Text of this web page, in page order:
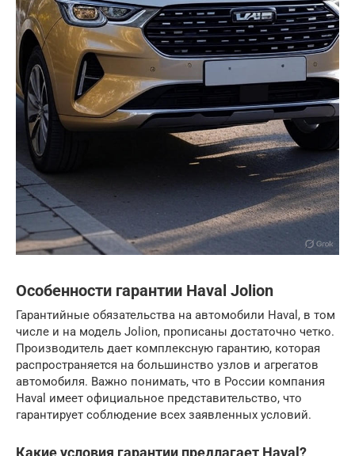
Особенности гарантии Haval Jolion
Гарантийные обязательства на автомобили Haval, в том
числе и на модель Jolion, прописаны достаточно четко.
Производитель дает комплексную гарантию, которая
распространяется на большинство узлов и агрегатов
автомобиля. Важно понимать, что в России компания
Haval имеет официальное представительство, что
гарантирует соблюдение всех заявленных условий.
Какие условия гарантии предлагает Haval?